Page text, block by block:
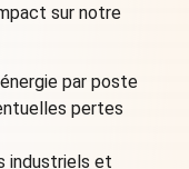
sur notre
par poste
pertes
industriels et